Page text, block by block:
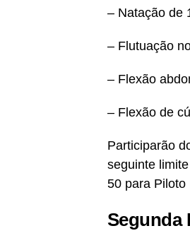
– Natação de
– Flutuação
– Flexão
– Flexão de
Participarão
seguinte
50 para Piloto
Segunda